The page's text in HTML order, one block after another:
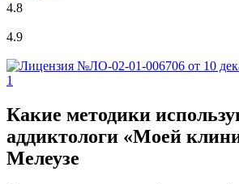
4.8
4.9
Какие методики
аддиктологи «Моей
Мелеузе